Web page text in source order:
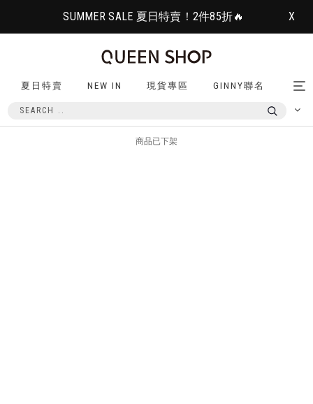
SUMMER SALE 夏日特賣！2件85折🔥 X
夏日特賣 NEW IN 現貨專區 GINNY聯名
商品已下架